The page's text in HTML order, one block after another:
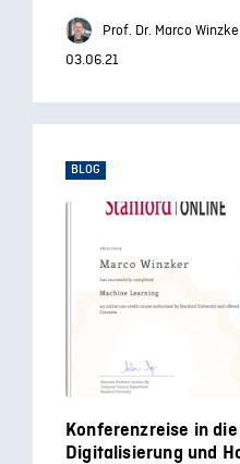
Prof. Dr. Marco
03.06.21
BLOG
Konferenzreise in
Digitalisierung und